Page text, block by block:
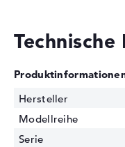
Technische
Hersteller
Modellreihe
Serie